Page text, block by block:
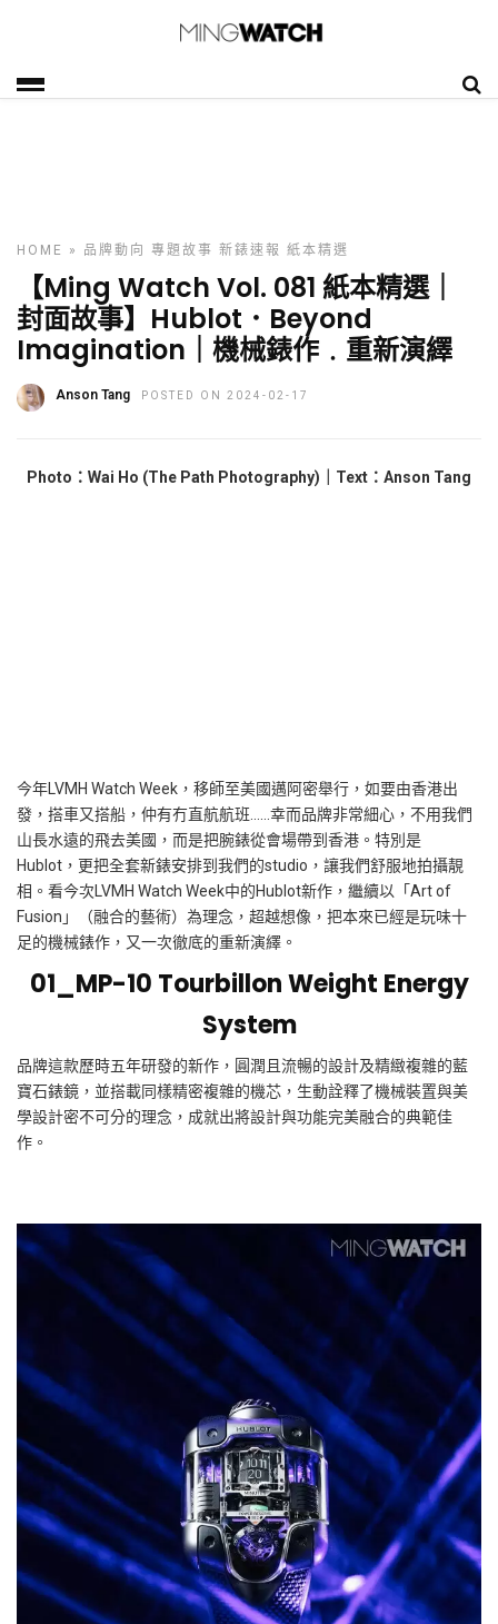
HOME » 品牌動向 專題故事 新錶速報 紙本精選
【Ming Watch Vol. 081 紙本精選｜
封面故事】Hublot．Beyond
Imagination｜機械錶作﹒重新演繹
Anson Tang POSTED ON 2024-02-17
Photo：Wai Ho (The Path Photography)｜Text：Anson Tang
今年 LVMH Watch Week ，移師至美國邁阿密舉行，如要由香港出
發，搭車又搭船，仲有冇直航航班……幸而品牌非常細心，不用我們
山長水遠的飛去美國，而是把腕錶從會場帶到香港。特別是
Hublot ，更把全套新錶安排到我們的studio ，讓我們舒服地拍攝靚
相。看今次 LVMH Watch Week中的Hublot新作，繼續以「Art of
Fusion 」（融合的藝術）為理念，超越想像，把本來已經是玩味十
足的機械錶作，又一次徹底的重新演繹。
01_MP-10 TourbillonWeight Energy
System
品牌這款歷時五年研發的新作，圓潤且流暢的設計及精緻複雜的藍
寶石錶鏡，並搭載同樣精密複雜的機芯，生動詮釋了機械裝置與美
學設計密不可分的理念，成就出將設計與功能完美融合的典範佳
作。